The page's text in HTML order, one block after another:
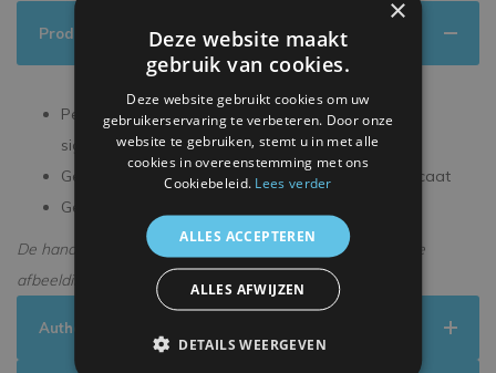
Productinformatie
Persoonlijk gesigneerd tijdens een exclusieve
signeersessie
Geleverd met een officieel ICONS echtheidscertificaat
Geleverd in een premium verpakking
De handtekening kan enigszins afwijken van de getoonde
afbeelding.
Authenticiteit
×
Deze website maakt
gebruik van cookies.
Deze website gebruikt cookies om uw
gebruikerservaring te verbeteren. Door onze
website te gebruiken, stemt u in met alle
cookies in overeenstemming met ons
Cookiebeleid. Lees verder
ALLES ACCEPTEREN
ALLES AFWIJZEN
DETAILS WEERGEVEN